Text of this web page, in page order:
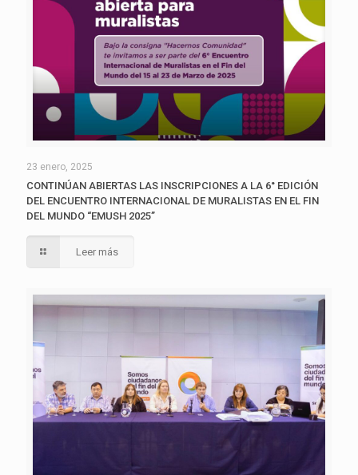
23 enero, 2025
CONTINÚAN ABIERTAS LAS INSCRIPCIONES A LA 6° EDICIÓN
DEL ENCUENTRO INTERNACIONAL DE MURALISTAS EN EL FIN
DEL MUNDO “EMUSH 2025”
Leer más